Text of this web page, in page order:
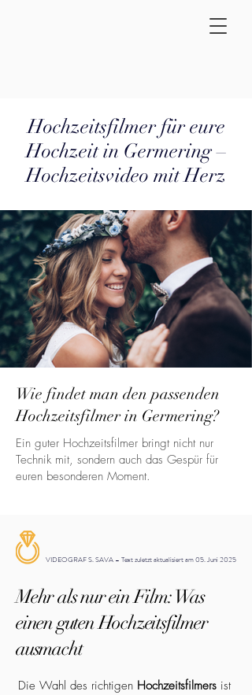
Hochzeitsfilmer für eure
Hochzeit in Germering –
Hochzeitsvideo mit Herz
Wie findet man den passenden
Hochzeitsfilmer in Germering?
Ein guter Hochzeitsfilmer bringt nicht nur
Technik mit, sondern auch das Gespür für
euren besonderen Moment.
VIDEOGRAF S. SAVA – Text zuletzt aktualisiert am 05. Juni 2025
Mehr als nur ein Film: Was
einen guten Hochzeitsfilmer
ausmacht
Die Wahl des richtigen Hochzeitsfilmers ist